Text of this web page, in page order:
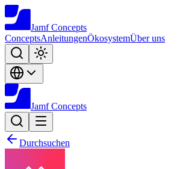
Jamf Concepts
ConceptsAnleitungenÖkosystemÜber uns
Jamf Concepts
Durchsuchen